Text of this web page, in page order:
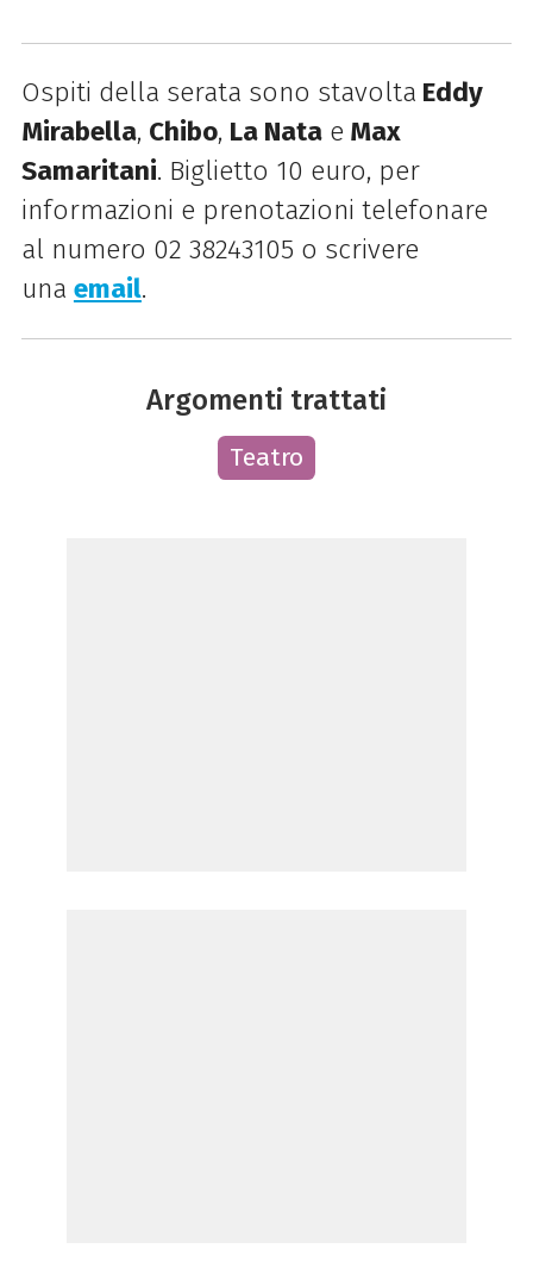
Ospiti della serata sono stavolta Eddy
Mirabella, Chibo, La Natae Max
Samaritani. Biglietto 10 euro, per
informazioni e prenotazioni telefonare
al numero 02 38243105 o scrivere
una email.
Argomenti trattati
Teatro